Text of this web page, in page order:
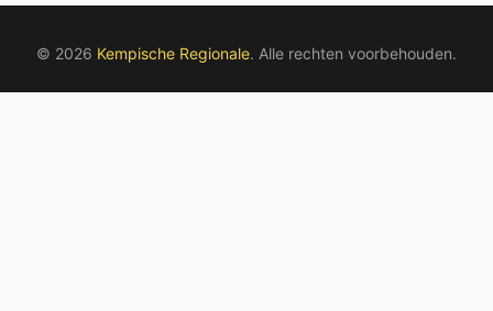
© 2026 Kempische Regionale. Alle rechten voorbehouden.